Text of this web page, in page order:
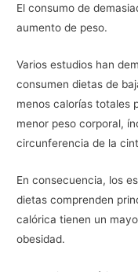
El consumo de
aumento de peso.
Varios estudios han
consumen dietas de
menos calorías totales
menor peso corporal,
circunferencia de la
En consecuencia, los
dietas comprenden
calórica tienen un
obesidad.